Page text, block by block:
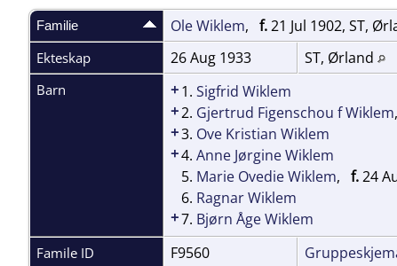
Familie Ole Wiklem, f.21 Jul 1902, ST,
Ekteskap 26 Aug 1933 ST, Ørland
Barn +1. Sigfrid Wiklem
+2. Gjertrud Figenschou f Wiklem
+3. Ove Kristian Wiklem
+4. Anne Jørgine Wiklem
5. Marie Ovedie Wiklem, f.24
6. Ragnar Wiklem
+7. Bjørn Åge Wiklem
Famile ID F9560